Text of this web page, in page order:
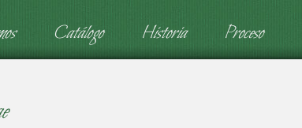
Catálogo Historia Proceso